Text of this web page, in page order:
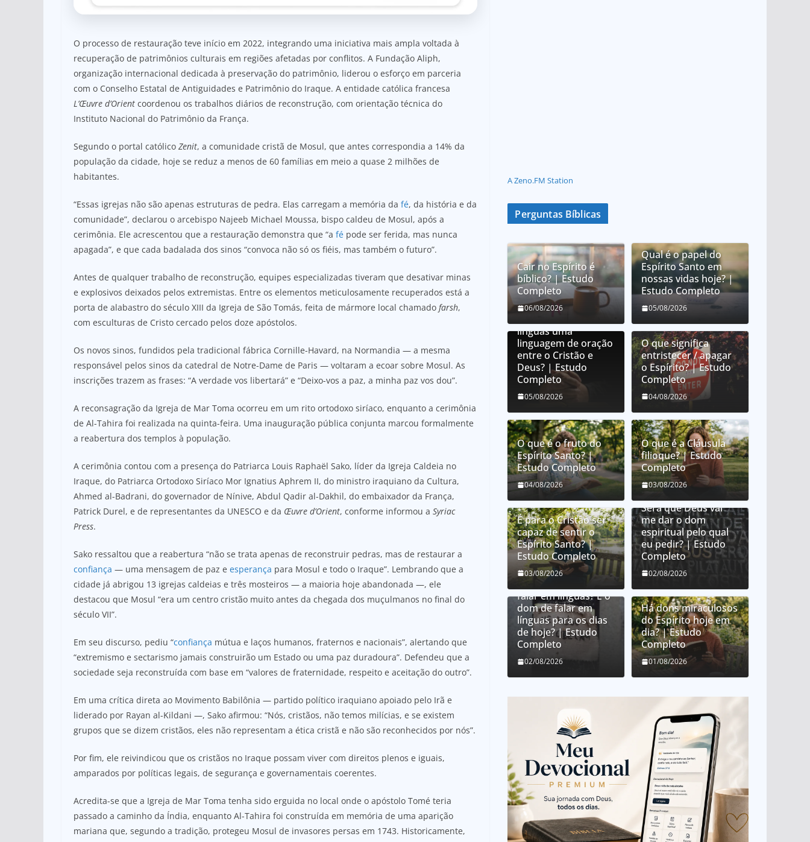
O processo de restauração teve início em 2022, integrando uma iniciativa mais ampla voltada à
recuperação de patrimônios culturais em regiões afetadas por conflitos. A Fundação Aliph,
organização internacional dedicada à preservação do patrimônio, liderou o esforço em parceria
com o Conselho Estatal de Antiguidades e Patrimônio do Iraque. A entidade católica francesa
L’Œuvre d’Orient coordenou os trabalhos diários de reconstrução, com orientação técnica do
Instituto Nacional do Patrimônio da França.
Segundo o portal católico Zenit, a comunidade cristã de Mosul, que antes correspondia a 14% da
população da cidade, hoje se reduz a menos de 60 famílias em meio a quase 2 milhões de
habitantes.
“Essas igrejas não são apenas estruturas de pedra. Elas carregam a memória da fé, da história e da
comunidade”, declarou o arcebispo Najeeb Michael Moussa, bispo caldeu de Mosul, após a
cerimônia. Ele acrescentou que a restauração demonstra que “a fé pode ser ferida, mas nunca
apagada”, e que cada badalada dos sinos “convoca não só os fiéis, mas também o futuro”.
Antes de qualquer trabalho de reconstrução, equipes especializadas tiveram que desativar minas
e explosivos deixados pelos extremistas. Entre os elementos meticulosamente recuperados está a
porta de alabastro do século XIII da Igreja de São Tomás, feita de mármore local chamado farsh,
com esculturas de Cristo cercado pelos doze apóstolos.
Os novos sinos, fundidos pela tradicional fábrica Cornille-Havard, na Normandia — a mesma
responsável pelos sinos da catedral de Notre-Dame de Paris — voltaram a ecoar sobre Mosul. As
inscrições trazem as frases: “A verdade vos libertará” e “Deixo-vos a paz, a minha paz vos dou”.
A reconsagração da Igreja de Mar Toma ocorreu em um rito ortodoxo siríaco, enquanto a cerimônia
de Al-Tahira foi realizada na quinta-feira. Uma inauguração pública conjunta marcou formalmente
a reabertura dos templos à população.
A cerimônia contou com a presença do Patriarca Louis Raphaël Sako, líder da Igreja Caldeia no
Iraque, do Patriarca Ortodoxo Siríaco Mor Ignatius Aphrem II, do ministro iraquiano da Cultura,
Ahmed al-Badrani, do governador de Nínive, Abdul Qadir al-Dakhil, do embaixador da França,
Patrick Durel, e de representantes da UNESCO e da Œuvre d’Orient, conforme informou a Syriac
Press.
Sako ressaltou que a reabertura “não se trata apenas de reconstruir pedras, mas de restaurar a
confiança — uma mensagem de paz e esperança para Mosul e todo o Iraque”. Lembrando que a
cidade já abrigou 13 igrejas caldeias e três mosteiros — a maioria hoje abandonada —, ele
destacou que Mosul “era um centro cristão muito antes da chegada dos muçulmanos no final do
século VII”.
Em seu discurso, pediu “confiança mútua e laços humanos, fraternos e nacionais”, alertando que
“extremismo e sectarismo jamais construirão um Estado ou uma paz duradoura”. Defendeu que a
sociedade seja reconstruída com base em “valores de fraternidade, respeito e aceitação do outro”.
Em uma crítica direta ao Movimento Babilônia — partido político iraquiano apoiado pelo Irã e
liderado por Rayan al-Kildani —, Sako afirmou: “Nós, cristãos, não temos milícias, e se existem
grupos que se dizem cristãos, eles não representam a ética cristã e não são reconhecidos por nós”.
Por fim, ele reivindicou que os cristãos no Iraque possam viver com direitos plenos e iguais,
amparados por políticas legais, de segurança e governamentais coerentes.
Acredita-se que a Igreja de Mar Toma tenha sido erguida no local onde o apóstolo Tomé teria
passado a caminho da Índia, enquanto Al-Tahira foi construída em memória de uma aparição
mariana que, segundo a tradição, protegeu Mosul de invasores persas em 1743. Historicamente,
A Zeno.FM Station
Perguntas Bíblicas
Cair no Espírito é
bíblico? | Estudo
Completo
06/08/2026
Qual é o papel do
Espírito Santo em
nossas vidas hoje? |
Estudo Completo
05/08/2026
O que é orar em
línguas uma
linguagem de oração
entre o Cristão e
Deus? | Estudo
Completo
05/08/2026
O que significa
entristecer / apagar
o Espírito? | Estudo
Completo
04/08/2026
O que é o fruto do
Espírito Santo? |
Estudo Completo
04/08/2026
O que é a Cláusula
filioque? | Estudo
Completo
03/08/2026
É para o Cristão ser
capaz de sentir o
Espírito Santo? |
Estudo Completo
03/08/2026
Como Deus distribui
Será que Deus vai
me dar o dom
espiritual pelo qual
eu pedir? | Estudo
Completo
02/08/2026
falar em línguas? É o
dom de falar em
línguas para os dias
de hoje? | Estudo
Completo
02/08/2026
Há dons miraculosos
do Espírito hoje em
dia? | Estudo
Completo
01/08/2026